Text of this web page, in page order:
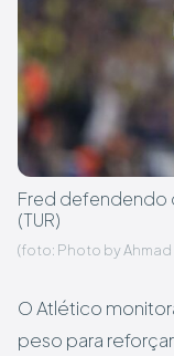
Fred defendendo
(TUR)
(foto: Photo by
O Atlético
peso para